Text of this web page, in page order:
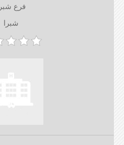
فرع شبرا
شبرا